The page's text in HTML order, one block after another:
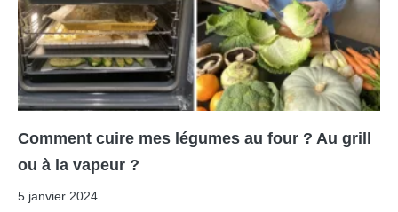
Comment cuire mes légumes au four ? Au grill
ou à la vapeur ?
5 janvier 2024